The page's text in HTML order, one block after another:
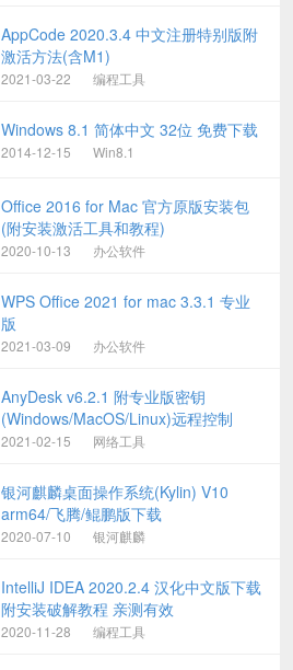
AppCode 2020.3.4 中文注册特别版附
激活方法(含M1)
2021-03-22 编程工具
Windows 8.1 简体中文 32位 免费下载
2014-12-15 Win8.1
Office 2016 for Mac 官方原版安装包
(附安装激活工具和教程)
2020-10-13 办公软件
WPS Office 2021 for mac 3.3.1 专业
版
2021-03-09 办公软件
AnyDesk v6.2.1 附专业版密钥
(Windows/MacOS/Linux)远程控制
2021-02-15 网络工具
银河麒麟桌面操作系统(Kylin) V10
arm64/飞腾/鲲鹏版下载
2020-07-10 银河麒麟
IntelliJ IDEA 2020.2.4 汉化中文版下载
附安装破解教程 亲测有效
2020-11-28 编程工具